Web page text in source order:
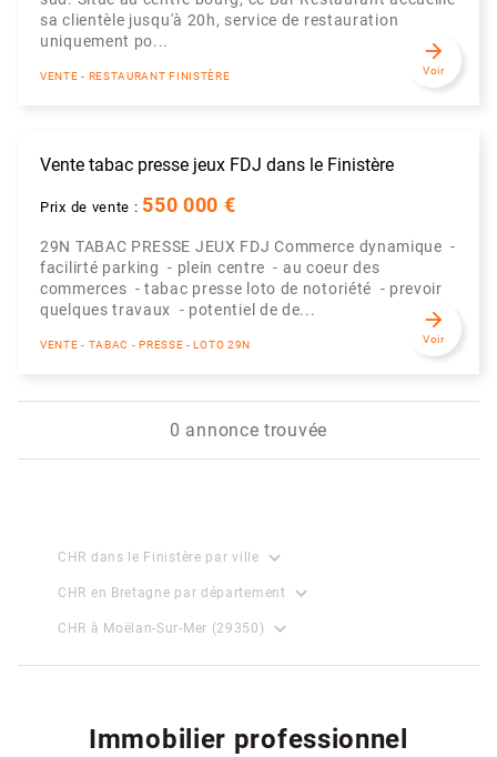
sa clientèle jusqu'à 20h, service de restauration
uniquement po...
VENTE - RESTAURANT FINISTÈRE
arrow_forward
Voir
Vente tabac presse jeux FDJ dans le Finistère
Prix de vente : 550 000 €
29N TABAC PRESSE JEUX FDJ Commerce dynamique -
facilirté parking - plein centre - au coeur des
commerces - tabac presse loto de notoriété - prevoir
quelques travaux - potentiel de de...
VENTE - TABAC - PRESSE - LOTO 29N
arrow_forward
Voir
0 annonce trouvée
CHR dans le Finistère par ville expand_more
CHR en Bretagne par département expand_more
CHR à Moëlan-Sur-Mer (29350) expand_more
Immobilier professionnel